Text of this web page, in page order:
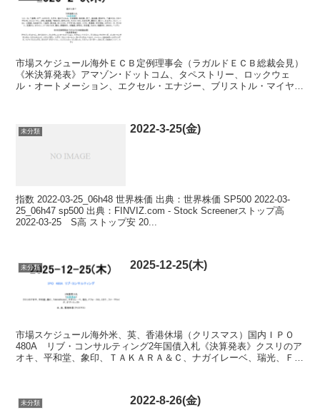
市場スケジュール海外ＥＣＢ定例理事会（ラガルドＥＣＢ総裁会見）
《米決算発表》アマゾン･ドットコム、タペストリー、ロックウェ
ル・オートメーション、エクセル・エナジー、ブリストル・マイヤー
未分類 2022-3-25(金)
指数 2022-03-25_06h48 世界株価 出典：世界株価 SP500 2022-03-
25_06h47 sp500 出典：FINVIZ.com - Stock Screenerストップ高
2022-03-25 S高 ストップ安 20...
未分類 2025-12-25(木)
市場スケジュール海外米、英、香港休場（クリスマス）国内ＩＰＯ
480A リブ・コンサルティング2年国債入札《決算発表》クスリのア
オキ、平和堂、象印、ＴＡＫＡＲＡ＆Ｃ、ナガイレーベ、瑞光、Ｆフ
未分類 2022-8-26(金)